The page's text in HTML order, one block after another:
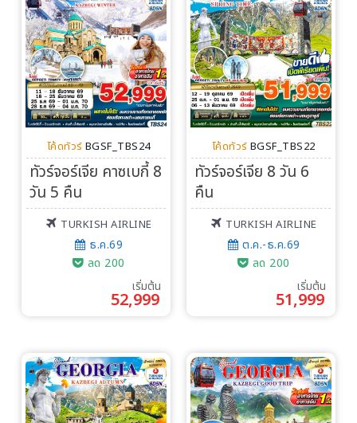
โค้ดทัวร์ BGSF_TBS24
ทัวร์จอร์เจีย คาซเบกี้ 8
วัน 5 คืน
TURKISH AIRLINE
ธ.ค.69
ลด 200
เริ่มต้น
52,999
โค้ดทัวร์ BGSF_TBS22
ทัวร์จอร์เจีย 8 วัน 6
คืน
TURKISH AIRLINE
ต.ค.-ธ.ค.69
ลด 200
เริ่มต้น
51,999